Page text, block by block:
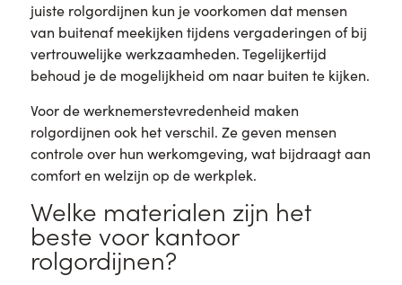
juiste rolgordijnen kun je voorkomen dat mensen
van buitenaf meekijken tijdens vergaderingen of bij
vertrouwelijke werkzaamheden. Tegelijkertijd
behoud je de mogelijkheid om naar buiten te kijken.
Voor de werknemerstevredenheid maken
rolgordijnen ook het verschil. Ze geven mensen
controle over hun werkomgeving, wat bijdraagt aan
comfort en welzijn op de werkplek.
Welke materialen zijn het
beste voor kantoor
rolgordijnen?